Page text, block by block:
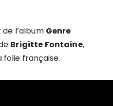
l’album Genre
Brigitte Fontaine,
française.